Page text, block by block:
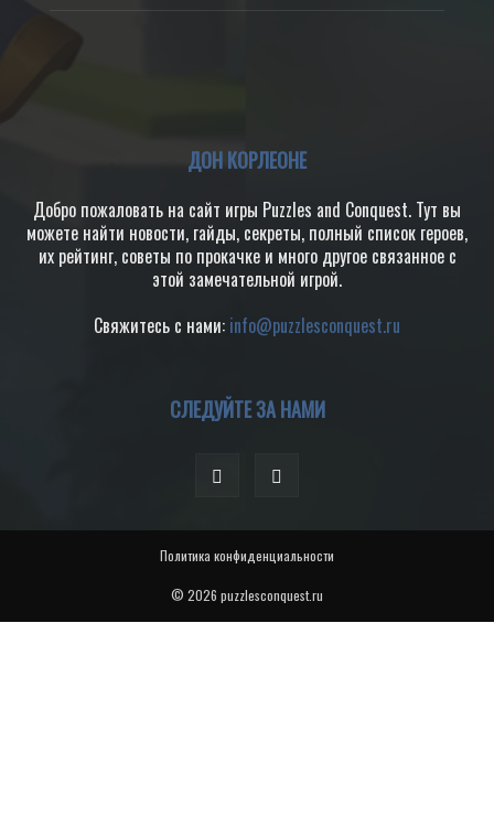
ДОН КОРЛЕОНЕ
Добро пожаловать на сайт игры Puzzles and Conquest. Тут вы
можете найти новости, гайды, секреты, полный список героев,
их рейтинг, советы по прокачке и много другое связанное с
этой замечательной игрой.
Свяжитесь с нами: info@puzzlesconquest.ru
СЛЕДУЙТЕ ЗА НАМИ
Политика конфиденциальности
© 2026 puzzlesconquest.ru